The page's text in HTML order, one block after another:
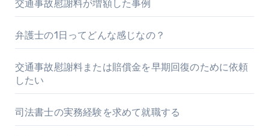
交通事故慰謝料が増額した事例
弁護士の1日ってどんな感じなの？
交通事故慰謝料または賠償金を早期回復のために依頼
したい
司法書士の実務経験を求めて就職する